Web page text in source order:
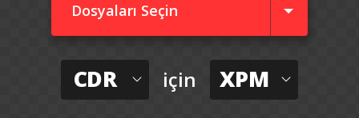
Dosyaları Seçin
CDR için XPM